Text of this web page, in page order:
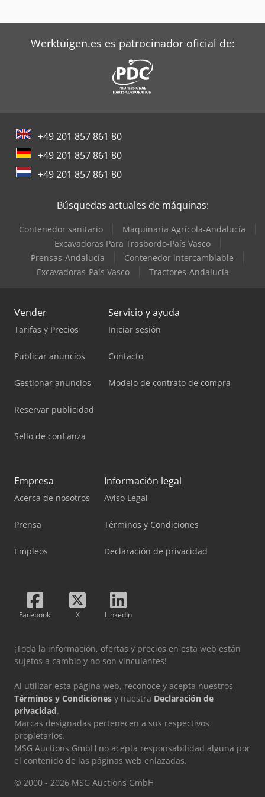
Linde Tractor
Mafi Tractor
Still Tractor
Terberg Tractor
Werktuigen.es es patrocinador oficial de:
+49 201 857 861 80
+49 201 857 861 80
+49 201 857 861 80
Búsquedas actuales de máquinas:
Contenedor sanitario
Maquinaria Agrícola-Andalucía
Excavadoras Para Trasbordo-País Vasco
Prensas-Andalucía
Contenedor intercambiable
Excavadoras-País Vasco
Tractores-Andalucía
Vender
Tarifas y Precios
Publicar anuncios
Gestionar anuncios
Reservar publicidad
Sello de confianza
Servicio y ayuda
Iniciar sesión
Contacto
Modelo de contrato de compra
Empresa
Acerca de nosotros
Prensa
Empleos
Información legal
Aviso Legal
Términos y Condiciones
Declaración de privacidad
Facebook X LinkedIn
¡Toda la información, ofertas y precios en esta web están
sujetos a cambio y no son vinculantes!
Al utilizar esta página web, reconoce y acepta nuestros
Términos y Condiciones y nuestra Declaración de
privacidad.
Marcas designadas pertenecen a sus respectivos
propietarios.
MSG Auctions GmbH no acepta responsabilidad alguna por
el contenido de las páginas web enlazadas.
© 2000 - 2026 MSG Auctions GmbH